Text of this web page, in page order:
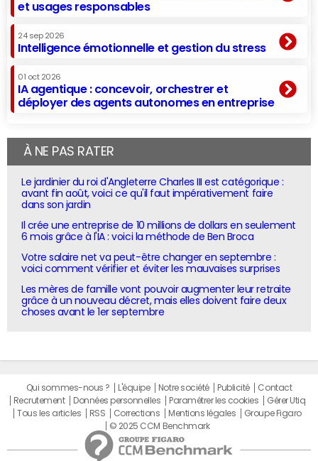
et usages responsables
24 sep 2026
Intelligence émotionnelle et gestion du stress
01 oct 2026
IA agentique : concevoir, orchestrer et
déployer des agents autonomes en entreprise
À NE PAS RATER
Le jardinier du roi d'Angleterre Charles III est catégorique :
avant fin août, voici ce qu'il faut impérativement faire
dans son jardin
Il crée une entreprise de 10 millions de dollars en seulement
6 mois grâce à l'IA : voici la méthode de Ben Broca
Votre salaire net va peut-être changer en septembre :
voici comment vérifier et éviter les mauvaises surprises
Les mères de famille vont pouvoir augmenter leur retraite
grâce à un nouveau décret, mais elles doivent faire deux
choses avant le 1er septembre
Qui sommes-nous ? L'équipe Notre société Publicité
Contact
Recrutement
Données personnelles Paramétrer les cookies
Gérer Utiq
Tous les articles
RSS Corrections Mentions légales
Groupe Figaro
© 2025 CCM Benchmark